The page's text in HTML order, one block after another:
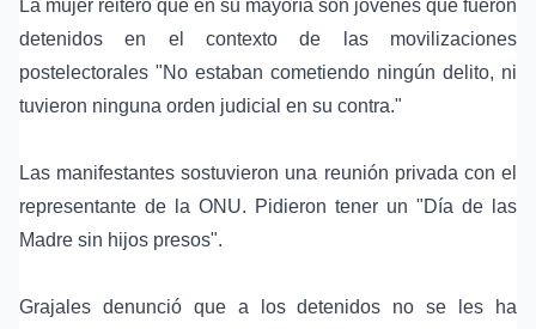
La mujer reiteró que en su mayoría son jóvenes que fueron
detenidos en el contexto de las movilizaciones
postelectorales "No estaban cometiendo ningún delito, ni
tuvieron ninguna orden judicial en su contra."
Las manifestantes sostuvieron una reunión privada con el
representante de la ONU. Pidieron tener un "Día de las
Madre sin hijos presos".
Grajales denunció que a los detenidos no se les ha